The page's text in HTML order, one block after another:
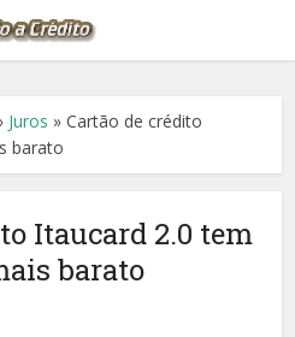
Juros »Cartão de crédito
barato
Itaucard 2.0 tem
barato